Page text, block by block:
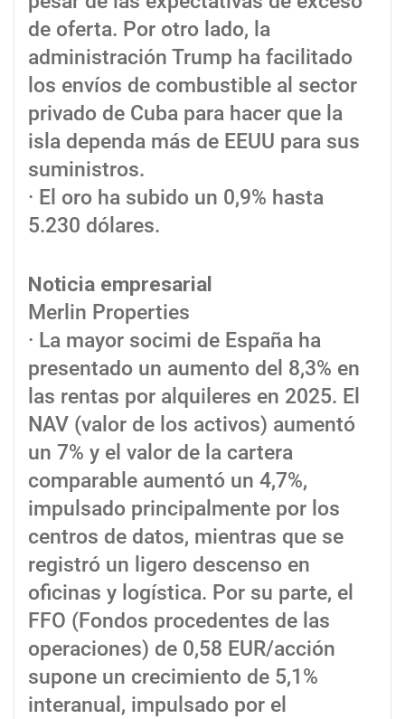
de oferta. Por otro lado, la
administración Trump ha facilitado
los envíos de combustible al sector
privado de Cuba para hacer que la
isla dependa más de EEUU para sus
suministros.
· El oro ha subido un 0,9% hasta
5.230 dólares.
Noticia empresarial
Merlin Properties
· La mayor socimi de España ha
presentado un aumento del 8,3% en
las rentas por alquileres en 2025. El
NAV (valor de los activos) aumentó
un 7% y el valor de la cartera
comparable aumentó un 4,7%,
impulsado principalmente por los
centros de datos, mientras que se
registró un ligero descenso en
oficinas y logística. Por su parte, el
FFO (Fondos procedentes de las
operaciones) de 0,58 EUR/acción
supone un crecimiento de 5,1%
interanual, impulsado por el